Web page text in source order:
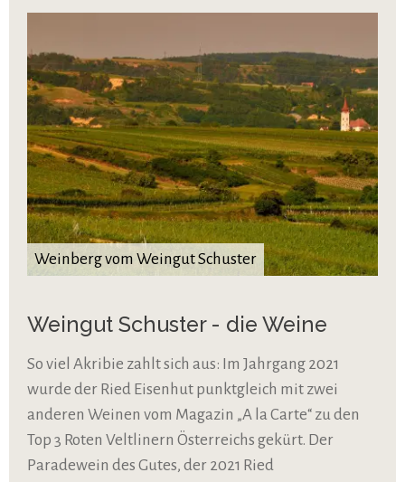
Weinberg vom Weingut Schuster
Weingut Schuster - die Weine
So viel Akribie zahlt sich aus: Im Jahrgang 2021
wurde der Ried Eisenhut punktgleich mit zwei
anderen Weinen vom Magazin „A la Carte“ zu den
Top 3 Roten Veltlinern Österreichs gekürt. Der
Paradewein des Gutes, der 2021 Ried